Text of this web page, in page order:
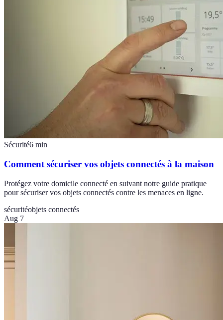
Sécurité6 min
Comment sécuriser vos objets connectés à la maison
Protégez votre domicile connecté en suivant notre guide pratique
pour sécuriser vos objets connectés contre les menaces en ligne.
sécuritéobjets connectés
Aug 7